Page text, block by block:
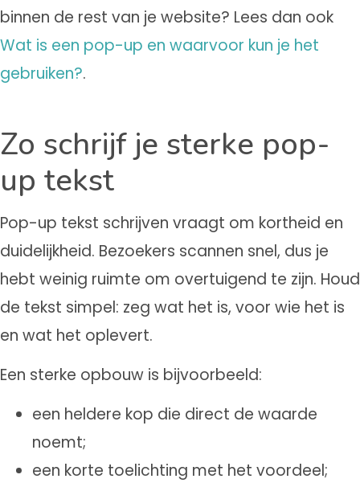
binnen de rest van je website? Lees dan ook
Wat is een pop-up en waarvoor kun je het
gebruiken?.
Zo schrijf je sterke pop-
up tekst
Pop-up tekst schrijven vraagt om kortheid en
duidelijkheid. Bezoekers scannen snel, dus je
hebt weinig ruimte om overtuigend te zijn. Houd
de tekst simpel: zeg wat het is, voor wie het is
en wat het oplevert.
Een sterke opbouw is bijvoorbeeld:
een heldere kop die direct de waarde
noemt;
een korte toelichting met het voordeel;